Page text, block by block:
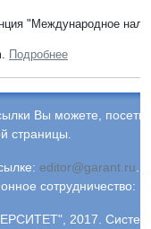
"Международное
Подробнее
Вы можете,
страницы.
editor@garant.ru
сотрудничество:
2017.